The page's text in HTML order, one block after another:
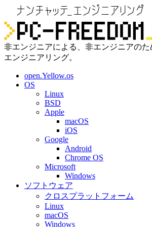
非エンジニアによる、非エンジニアの
エンジニアリング。
open.Yellow.os
OS
Linux
BSD
Apple
macOS
iOS
Google
Android
Chrome OS
Microsoft
Windows
ソフトウェア
クロスプラットフォーム
Linux
macOS
Windows